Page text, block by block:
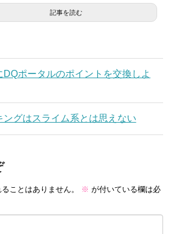
記事を読む
DQポータルのポイントを交換しよ
ングはスライム系とは思えない
ことはありません。 ※ が付いている欄は必